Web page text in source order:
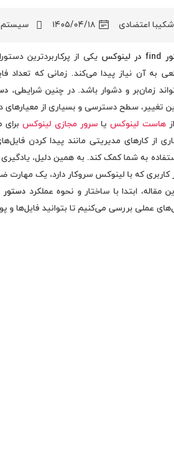
شکیبا اعتضادی ۱۴۰۵/۰۴/۱۸ سیستم
در لینوکس یکی از پرکاربردترین
به آن نیاز پیدا می‌کند. زمانی که تعداد
زمان‌بر و دشوار باشد. در چنین شرایطی،
تغییر، سطح دسترسی و بسیاری از معیارهای
هاست لینوکس یاسرور مجازی لینوکس
از کارهای مدیریتی مانند پیدا کردن
به شما کمک کند. به همین دلیل،
کاربری که با لینوکس سروکار دارد، یک
مقاله، ابتدا با ساختار و نحوه عملکرد دستور
عملی بررسی می‌کنیم تا بتوانید فایل‌ها